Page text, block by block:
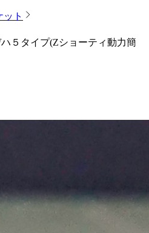
ト
５タイプ(Zショーティ動力簡